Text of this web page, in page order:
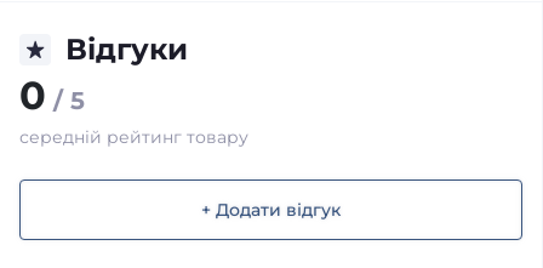
Відгуки
0 / 5
середній рейтинг товару
+ Додати відгук